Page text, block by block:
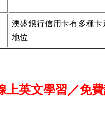
澳盛銀行信用卡有多種
地位
上英文學習／免